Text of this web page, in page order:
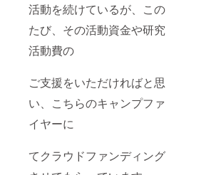
活動を続けているが、この
たび、その活動資金や研究
活動費の
ご支援をいただければと思
い、こちらのキャンプファ
イヤーに
てクラウドファンディング